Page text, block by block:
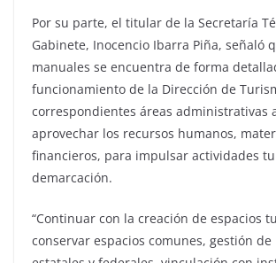
Por su parte, el titular de la Secretaría
Gabinete, Inocencio Ibarra Piña, señaló
manuales se encuentra de forma
funcionamiento de la Dirección de
correspondientes áreas administrativas
aprovechar los recursos humanos,
financieros, para impulsar actividades
demarcación.
“Continuar con la creación de espacios
conservar espacios comunes, gestión de